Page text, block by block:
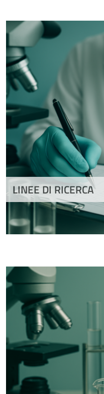
LINEE DI RICERCA